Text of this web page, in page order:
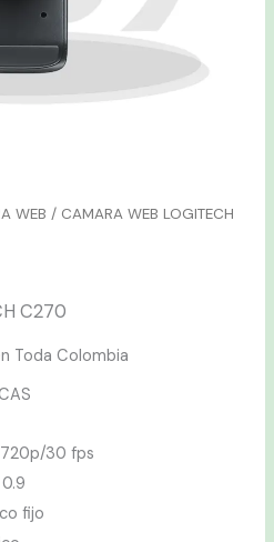
WEB / CAMARA WEB LOGITECH
C270
Toda Colombia
720p/30 fps
fijo